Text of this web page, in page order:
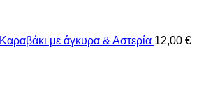
Καραβάκι με άγκυρα & Αστερία 12,00 €